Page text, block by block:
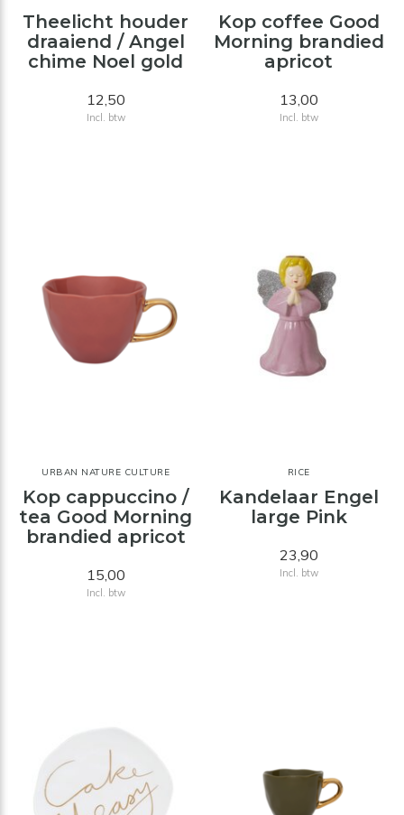
Theelicht houder
draaiend / Angel
chime Noel gold
12,50
Incl. btw
Kop coffee Good
Morning brandied
apricot
13,00
Incl. btw
URBAN NATURE CULTURE
Kop cappuccino /
tea Good Morning
brandied apricot
15,00
Incl. btw
RICE
Kandelaar Engel
large Pink
23,90
Incl. btw